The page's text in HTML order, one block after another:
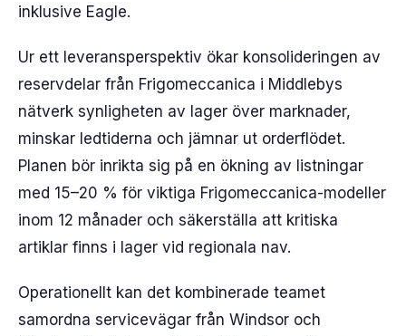
inklusive Eagle.
Ur ett leveransperspektiv ökar konsolideringen av
reservdelar från Frigomeccanica i Middlebys
nätverk synligheten av lager över marknader,
minskar ledtiderna och jämnar ut orderflödet.
Planen bör inrikta sig på en ökning av listningar
med 15–20 % för viktiga Frigomeccanica-modeller
inom 12 månader och säkerställa att kritiska
artiklar finns i lager vid regionala nav.
Operationellt kan det kombinerade teamet
samordna servicevägar från Windsor och